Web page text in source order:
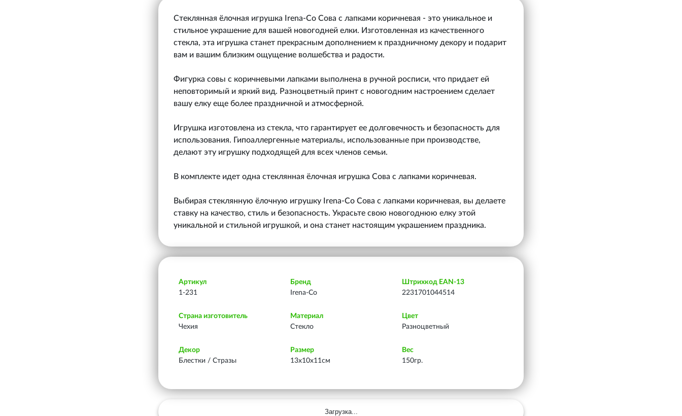
Стеклянная ёлочная игрушка Irena-Co Сова с лапками коричневая - это уникальное и
стильное украшение для вашей новогодней елки. Изготовленная из качественного
стекла, эта игрушка станет прекрасным дополнением к праздничному декору и подарит
вам и вашим близким ощущение волшебства и радости.
Фигурка совы с коричневыми лапками выполнена в ручной росписи, что придает ей
неповторимый и яркий вид. Разноцветный принт с новогодним настроением сделает
вашу елку еще более праздничной и атмосферной.
Игрушка изготовлена из стекла, что гарантирует ее долговечность и безопасность для
использования. Гипоаллергенные материалы, использованные при производстве,
делают эту игрушку подходящей для всех членов семьи.
В комплекте идет одна стеклянная ёлочная игрушка Сова с лапками коричневая.
Выбирая стеклянную ёлочную игрушку Irena-Co Сова с лапками коричневая, вы делаете
ставку на качество, стиль и безопасность. Украсьте свою новогоднюю елку этой
уникальной и стильной игрушкой, и она станет настоящим украшением праздника.
Артикул
1-231
Бренд
Irena-Co
Штрихкод EAN-13
2231701044514
Страна изготовитель
Чехия
Материал
Стекло
Цвет
Разноцветный
Декор
Блестки / Стразы
Размер
13х10х11см
Вес
150гр.
Загрузка...